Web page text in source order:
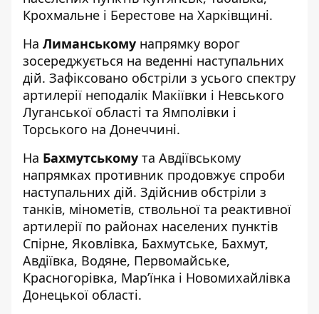
Крохмальне і Берестове на Харківщині.
На Лиманському напрямку ворог
зосереджується на веденні наступальних
дій. Зафіксовано обстріли з усього спектру
артилерії неподалік Макіївки і Невського
Луганської області та Ямполівки і
Торського на Донеччині.
На Бахмутському та Авдіївському
напрямках противник продовжує спроби
наступальних дій. Здійснив обстріли з
танків, мінометів, ствольної та реактивної
артилерії по районах населених пунктів
Спірне, Яковлівка, Бахмутське, Бахмут,
Авдіївка, Водяне, Первомайське,
Красногорівка, Мар’їнка і Новомихайлівка
Донецької області.